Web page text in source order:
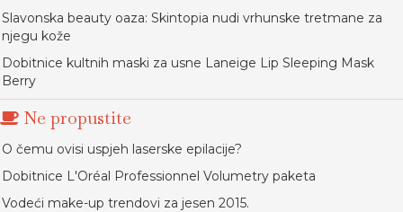
Slavonska beauty oaza: Skintopia nudi vrhunske tretmane za
njegu kože
Dobitnice kultnih maski za usne Laneige Lip Sleeping Mask
Berry
Ne propustite
O čemu ovisi uspjeh laserske epilacije?
Dobitnice L'Oréal Professionnel Volumetry paketa
Vodeći make-up trendovi za jesen 2015.